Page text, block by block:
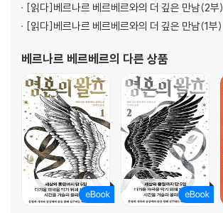
[읽다]베르나르 베르베르와의 더 깊은 만남(2부)
[읽다]베르나르 베르베르와의 더 깊은 만남(1부)
베르나르 베르베르의 다른 상품